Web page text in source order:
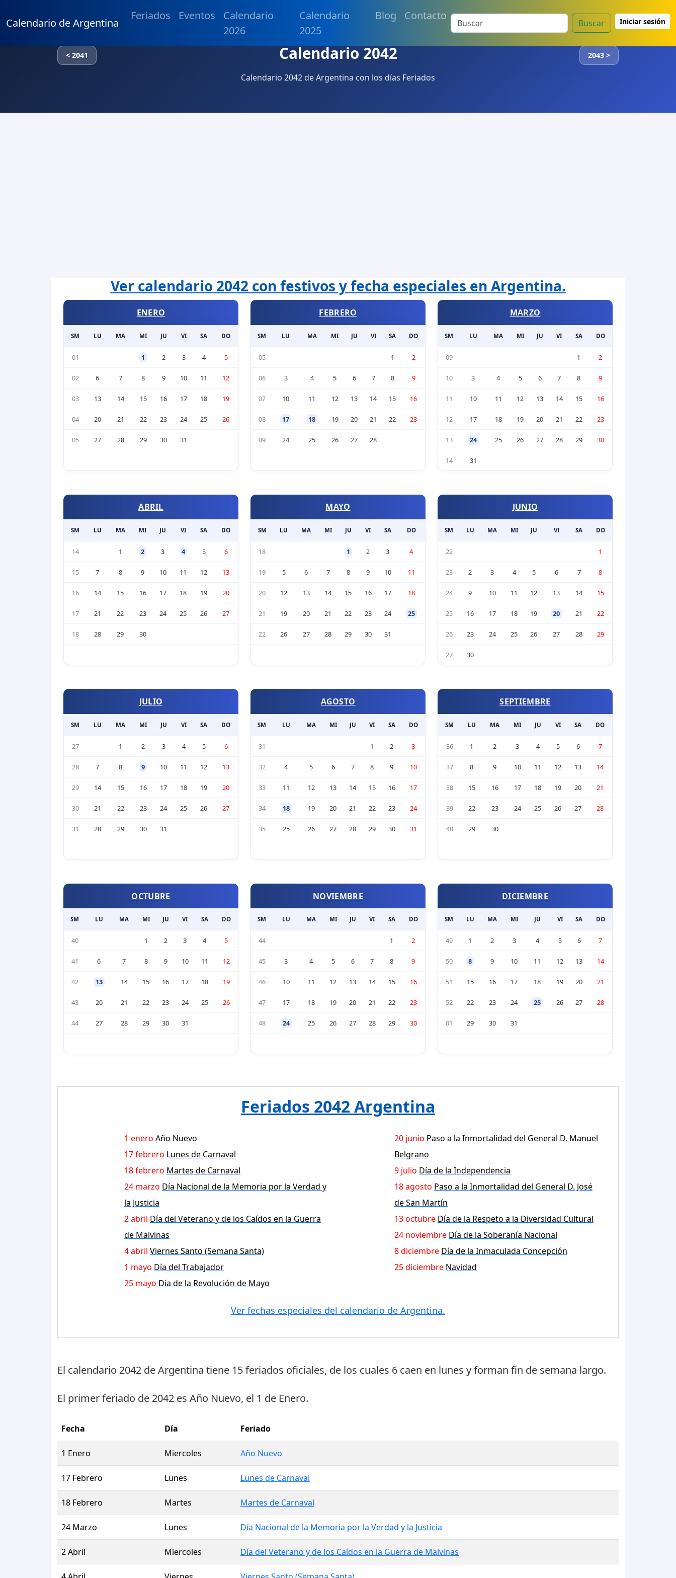
Calendario de Argentina
Feriados Eventos
Calendario
2026
Calendario
2025
Blog Contacto
Buscar Iniciar sesión
< 2041 Calendario 2042 2043 >
Calendario 2042 de Argentina con los días Feriados
Ver calendario 2042 con festivos y fecha especiales en Argentina.
ENERO
SM LU MA MI JU VI SA DO
01 1 2 3 4 5
02 6 7 8 9 10 11 12
03 13 14 15 16 17 18 19
04 20 21 22 23 24 25 26
05 27 28 29 30 31
FEBRERO
SM LU MA MI JU VI SA DO
05 1 2
06 3 4 5 6 7 8 9
07 10 11 12 13 14 15 16
08 17 18 19 20 21 22 23
09 24 25 26 27 28
MARZO
SM LU MA MI JU VI SA DO
09 1 2
10 3 4 5 6 7 8 9
11 10 11 12 13 14 15 16
12 17 18 19 20 21 22 23
13 24 25 26 27 28 29 30
14 31
ABRIL
SM LU MA MI JU VI SA DO
14 1 2 3 4 5 6
15 7 8 9 10 11 12 13
16 14 15 16 17 18 19 20
17 21 22 23 24 25 26 27
18 28 29 30
MAYO
SM LU MA MI JU VI SA DO
18 1 2 3 4
19 5 6 7 8 9 10 11
20 12 13 14 15 16 17 18
21 19 20 21 22 23 24 25
22 26 27 28 29 30 31
JUNIO
SM LU MA MI JU VI SA DO
22 1
23 2 3 4 5 6 7 8
24 9 10 11 12 13 14 15
25 16 17 18 19 20 21 22
26 23 24 25 26 27 28 29
27 30
JULIO
SM LU MA MI JU VI SA DO
27 1 2 3 4 5 6
28 7 8 9 10 11 12 13
29 14 15 16 17 18 19 20
30 21 22 23 24 25 26 27
31 28 29 30 31
AGOSTO
SM LU MA MI JU VI SA DO
31 1 2 3
32 4 5 6 7 8 9 10
33 11 12 13 14 15 16 17
34 18 19 20 21 22 23 24
35 25 26 27 28 29 30 31
SEPTIEMBRE
SM LU MA MI JU VI SA DO
36 1 2 3 4 5 6 7
37 8 9 10 11 12 13 14
38 15 16 17 18 19 20 21
39 22 23 24 25 26 27 28
40 29 30
OCTUBRE
SM LU MA MI JU VI SA DO
40 1 2 3 4 5
41 6 7 8 9 10 11 12
42 13 14 15 16 17 18 19
43 20 21 22 23 24 25 26
44 27 28 29 30 31
NOVIEMBRE
SM LU MA MI JU VI SA DO
44 1 2
45 3 4 5 6 7 8 9
46 10 11 12 13 14 15 16
47 17 18 19 20 21 22 23
48 24 25 26 27 28 29 30
DICIEMBRE
SM LU MA MI JU VI SA DO
49 1 2 3 4 5 6 7
50 8 9 10 11 12 13 14
51 15 16 17 18 19 20 21
52 22 23 24 25 26 27 28
01 29 30 31
Feriados 2042 Argentina
1 enero Año Nuevo
17 febrero Lunes de Carnaval
18 febrero Martes de Carnaval
24 marzo Día Nacional de la Memoria por la Verdad y
la Justicia
2 abril Día del Veterano y de los Caídos en la Guerra
de Malvinas
4 abril Viernes Santo (Semana Santa)
1 mayo Día del Trabajador
25 mayo Día de la Revolución de Mayo
20 junio Paso a la Inmortalidad del General D. Manuel
Belgrano
9 julio Día de la Independencia
18 agosto Paso a la Inmortalidad del General D. José
de San Martín
13 octubre Día de la Respeto a la Diversidad Cultural
24 noviembre Día de la Soberanía Nacional
8 diciembre Día de la Inmaculada Concepción
25 diciembre Navidad
Ver fechas especiales del calendario de Argentina.
El calendario 2042 de Argentina tiene 15 feriados oficiales, de los cuales 6 caen en lunes y forman fin de semana largo.
El primer feriado de 2042 es Año Nuevo, el 1 de Enero.
Fecha Día Feriado
1 Enero Miercoles Año Nuevo
17 Febrero Lunes Lunes de Carnaval
18 Febrero Martes Martes de Carnaval
24 Marzo Lunes Día Nacional de la Memoria por la Verdad y la Justicia
2 Abril Miercoles Día del Veterano y de los Caídos en la Guerra de Malvinas